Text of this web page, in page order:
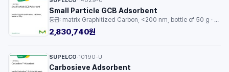
Small Particle GCB Adsorbent
등급: matrix Graphitized Carbon, <200 nm, bottle of 50 g · 용량: 50G
2,830,740원
SUPELCO 10190-U
Carbosieve Adsorbent